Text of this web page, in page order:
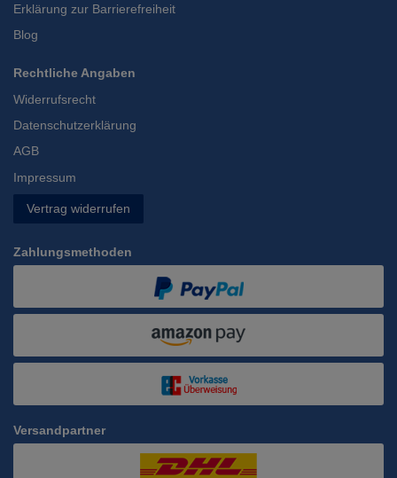
Erklärung zur Barrierefreiheit
Blog
Rechtliche Angaben
Widerrufsrecht
Datenschutzerklärung
AGB
Impressum
Vertrag widerrufen
Zahlungsmethoden
Versandpartner